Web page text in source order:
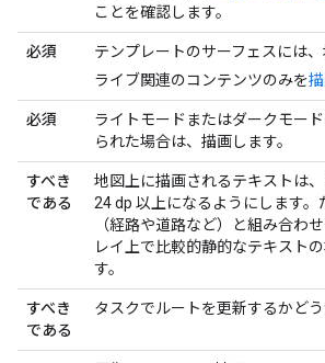
ことを確認します。
必須
テンプレートのサーフェスには
ライブ関連のコンテンツのみを
必須
ライトモードまたはダークモー
られた場合は、描画します。
すべき
である
地図上に描画されるテキストは
24 dp 以上になるようにします。
（経路や道路など）と組み合わ
レイ上で比較的静的なテキスト
す。
すべき
である
タスクでルートを更新するかどう